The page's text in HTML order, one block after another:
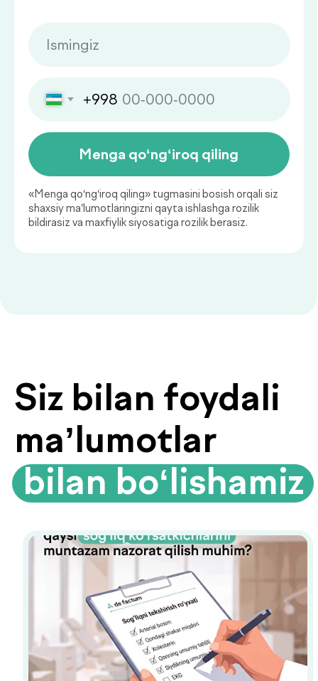
Qaysi sog‘liq ko‘rsatkichlarini
muntazam nazorat qilish
muhim?
Sog‘liq holatini muntazam baholab
borish kasalliklarning oldini olish va
Biyoimpedansometriya — tana
tarkibini tahlil qilish
Biyoimpedansometriya oddiy tarozilar
yog‘ foizi, mushak massasi, suv darajasi
va modda almashinuvi tezligi.
bo‘layotganini bilib oling.